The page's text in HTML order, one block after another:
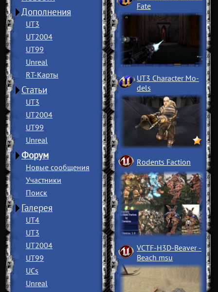
Дополнения
UT3
UT2004
UT99
Unreal
RT-Карты
Статьи
UT3
UT2004
UT99
Unreal
Форум
Новые сообщения
Участники
Поиск
Галерея
UT4
UT3
UT2004
UT99
UCs
Unreal
Fate
UT3 Character Mo­
dels
Rodents Faction
VCTF-H3D-Beaver ­
Beach msu